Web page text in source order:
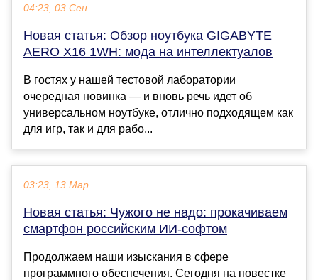
04:23, 03 Сен
Новая статья: Обзор ноутбука GIGABYTE
AERO X16 1WH: мода на интеллектуалов
В гостях у нашей тестовой лаборатории
очередная новинка — и вновь речь идет об
универсальном ноутбуке, отлично подходящем как
для игр, так и для рабо...
03:23, 13 Мар
Новая статья: Чужого не надо: прокачиваем
смартфон российским ИИ-софтом
Продолжаем наши изыскания в сфере
программного обеспечения. Сегодня на повестке